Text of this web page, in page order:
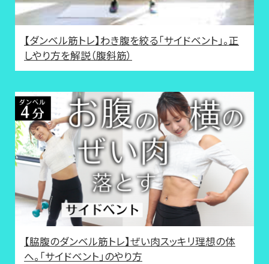
【ダンベル筋トレ】わき腹を絞る「サイドベント」。正
しやり方を解説（腹斜筋）
【脇腹のダンベル筋トレ】ぜい肉スッキリ理想の体
へ。「サイドベント」のやり方